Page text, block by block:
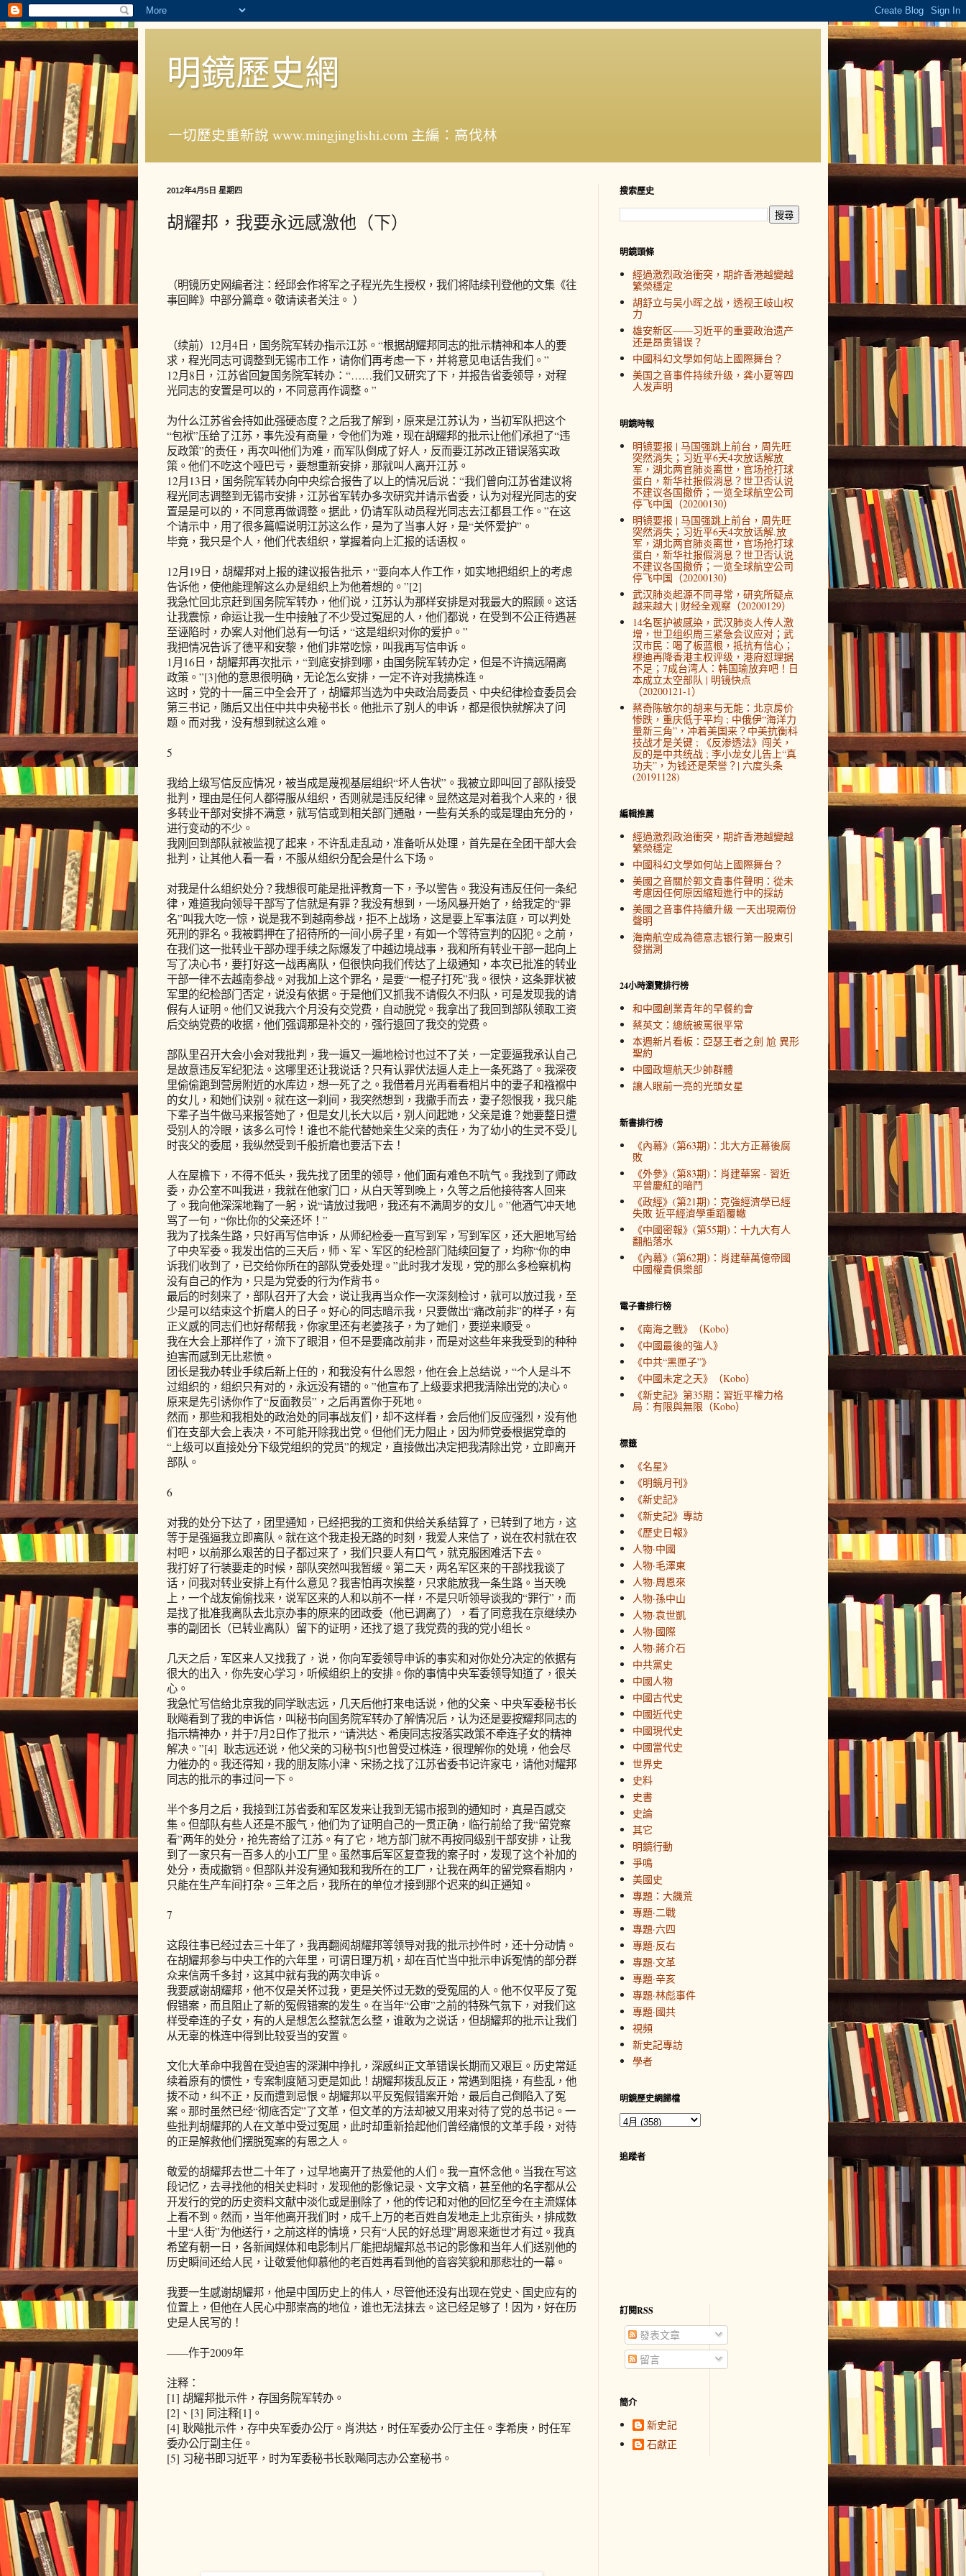
明鏡歷史網
一切歷史重新說 www.mingjinglishi.com 主編：高伐林
2012年4月5日 星期四
胡耀邦，我要永远感激他（下）
（明镜历史网编者注：经邱会作将军之子程光先生授权，我们将陆续刊登他的文集《往
事回眸》中部分篇章。敬请读者关注。 ）
（续前）12月4日，国务院军转办指示江苏。“根据胡耀邦同志的批示精神和本人的要
求，程光同志可调整到无锡市工作，请你们再考虑一下，并将意见电话告我们。”
12月8日，江苏省回复国务院军转办：“……我们又研究了下，并报告省委领导，对程
光同志的安置是可以的，不同意再作调整。”
为什么江苏省会持如此强硬态度？之后我了解到，原来是江苏认为，当初军队把这个
“包袱”压给了江苏，事先没有商量，令他们为难，现在胡耀邦的批示让他们承担了“违
反政策”的责任，再次叫他们为难，而军队倒成了好人，反而要江苏改正错误落实政
策。他们不吃这个哑巴亏，要想重新安排，那就叫人离开江苏。
12月13日，国务院军转办向中央综合报告了以上的情况后说：“我们曾向江苏省建议将
程光同志调整到无锡市安排，江苏省军转办多次研究并请示省委，认为对程光同志的安
置是是可以的，不同意再做调整。据此，仍请军队动员程光同志去江都县工作。”在这
个请示中，用了很多篇幅说明江苏这么作，是为了当事人好，是“关怀爱护”。
毕竟，我只是个人，他们代表组织，掌握着向上汇报的话语权。
12月19日，胡耀邦对上报的建议报告批示，“要向本人作工作，如实地把组织上的考虑
告诉他，使他能理解这么办是组织上为他着想的。”[2]
我急忙回北京赶到国务院军转办，他们说，江苏认为那样安排是对我最大的照顾。这话
让我震惊，命运让我一生中接触了不少受过冤屈的人，他们都说，在受到不公正待遇甚
至诬陷时，办案人对他们总有一句话，“这是组织对你的爱护。”
我把情况告诉了德平和安黎，他们非常吃惊，叫我再写信申诉。
1月16日，胡耀邦再次批示，“到底安排到哪，由国务院军转办定，但是不许搞远隔离
政策。”[3]他的意思很明确，无论怎么安排，一定不许对我搞株连。
这时，党的十一届三中全会开了，胡耀邦当选为中央政治局委员、中央纪律检查委员会
第三书记，随后又出任中共中央秘书长。他批示了别人的申诉，都是很快就解决了问
题。而对我，没有想到就这么难。
5
我给上级写信反应情况，被当成是蔑视基层组织“坏人告状”。我被立即叫回了部队接受
批判，理由是任何人都得服从组织，否则就是违反纪律。显然这是对着我个人来的，很
多转业干部对安排不满意，就写信或到相关部门通融，一些有关系的或是理由充分的，
进行变动的不少。
我刚回到部队就被监视了起来，不许乱走乱动，准备听从处理，首先是在全团干部大会
批判，让其他人看一看，不服从组织分配会是什么下场。
对我是什么组织处分？我想很可能是批评教育一下，予以警告。我没有违反任何一条纪
律，难道我向领导干部写了信就是有罪？我没有想到，一场风暴开始了，给我定的“罪
名”叫我大吃一惊，说是我不到越南参战，拒不上战场，这是要上军事法庭，可以判处
死刑的罪名。我被羁押在了招待所的一间小房子里，有如一个等待宣判的囚犯。之前，
在我们这一批转业干部办理手续之际爆发了中越边境战事，我和所有转业干部一起向上
写了决心书，要打好这一战再离队，但很快向我们传达了上级通知，本次已批准的转业
干部一律不去越南参战。对我加上这个罪名，是要“一棍子打死”我。很快，这条罪状被
军里的纪检部门否定，说没有依据。于是他们又抓我不请假久不归队，可是发现我的请
假有人证明。他们又说我六个月没有交党费，自动脱党。我拿出了我回到部队领取工资
后交纳党费的收据，他们强调那是补交的，强行退回了我交的党费。
部队里召开大会小会对我批判，我一遍又一遍地检讨也过不了关，一定要逼我承认自己
是故意违反军纪犯法。这哪里还让我说话？只有认罪伏法逼人走上一条死路了。我深夜
里偷偷跑到营房附近的水库边，想一死了之。我借着月光再看看相片中的妻子和襁褓中
的女儿，和她们诀别。就在这一刹间，我突然想到，我撒手而去，妻子怨恨我，我只能
下辈子当牛做马来报答她了，但是女儿长大以后，别人问起她，父亲是谁？她要整日遭
受别人的冷眼，该多么可怜！谁也不能代替她亲生父亲的责任，为了幼小的生灵不受儿
时丧父的委屈，我纵然受到千般折磨也要活下去！
人在屋檐下，不得不低头，我先找了团里的领导，他们面有难色不吭气。我找到了师政
委，办公室不叫我进，我就在他家门口，从白天等到晚上，久等之后他接待客人回来
了。我向他深深地鞠了一躬，说“请放过我吧，我还有不满周岁的女儿。”他酒气冲天地
骂了一句，“你比你的父亲还坏！”
我为了找条生路，只好再写信申诉，从师纪检委一直写到军，写到军区，还大胆地写给
了中央军委。我发出信的三天后，师、军、军区的纪检部门陆续回复了，均称“你的申
诉我们收到了，已交给你所在的部队党委处理。”此时我才发现，党的那么多检察机构
没有自己的作为，只是为党委的行为作背书。
最后的时刻来了，部队召开了大会，说让我再当众作一次深刻检讨，就可以放过我，至
少是可以结束这个折磨人的日子。好心的同志暗示我，只要做出“痛改前非”的样子，有
正义感的同志们也好帮帮我，你家里还有老婆孩子，为了她们，要逆来顺受。
我在大会上那样作了，流下了眼泪，但不是要痛改前非，而是对这些年来我受到的种种
迫害而感到无比悲愤。
团长是我办转业手续后新上任的，和我没有什么恩怨，他在会上总结说，“个人是斗不
过组织的，组织只有对的，永远没有错的。”他宣布了上级要求把我清除出党的决心。
原来是先引诱你作了“反面教员”，之后再置你于死地。
然而，那些和我相处的政治处的同事战友们，却不这样看，会后他们反应强烈，没有他
们在支部大会上表决，不可能开除我出党。但他们无力阻止，因为师党委根据党章的
“上级可以直接处分下级党组织的党员”的规定，直接做出决定把我清除出党，立即离开
部队。
6
对我的处分下达了，团里通知，已经把我的工资和供给关系结算了，已转到了地方，这
等于是强逼我立即离队。就在这个我走投无路的时刻，我爱人来信了，说在农村就在农
村吧，以前那么艰苦的日子都过来了，我们只要人有口气，就克服困难活下去。
我打好了行装要走的时候，部队突然叫我暂缓。第二天，两名军区来的干部找我谈了
话，问我对转业安排上有什么意见？我害怕再次挨整，只求能放我一条生路。当天晚
上，一个战友偷偷找来，说军区来的人和以前不一样，不是只听领导谈我的“罪行”，而
是找了批准我离队去北京办事的原来的团政委（他已调离了），看了同意我在京继续办
事的副团长（已转业离队）留下的证明，还找了退了我党费的我的党小组长。
几天之后，军区来人又找我了，说，你向军委领导申诉的事实和对你处分决定的依据有
很大的出入，你先安心学习，听候组织上的安排。你的事情中央军委领导知道了，很关
心。
我急忙写信给北京我的同学耿志远，几天后他打来电话说，他的父亲、中央军委秘书长
耿飚看到了我的申诉信，叫秘书向国务院军转办了解情况后，认为还是要按耀邦同志的
指示精神办，并于7月2日作了批示，“请洪达、希庚同志按落实政策不牵连子女的精神
解决。”[4] 耿志远还说，他父亲的习秘书[5]也曾受过株连，很理解你的处境，他会尽
力催办的。我还得知，我的朋友陈小津、宋扬之找了江苏省委书记许家屯，请他对耀邦
同志的批示的事过问一下。
半个多月之后，我接到江苏省委和军区发来让我到无锡市报到的通知时，真是百感交
集。但部队有些人还是不服气，他们为了证明自己的一贯正确，临行前给了我“留党察
看”两年的处分，抢先寄给了江苏。有了它，地方部门就不再按同级别干部安排，让我
到了一家只有一百多人的小工厂里。虽然事后军区复查我的案子时，发现了这个补加的
处分，责成撤销。但部队并没有通知我和我所在的工厂，让我在两年的留党察看期内，
只能在生产车间打杂。三年之后，我所在的单位才接到那个迟来的纠正通知。
7
这段往事已经过去三十年了，我再翻阅胡耀邦等领导对我的批示抄件时，还十分动情。
在胡耀邦参与中央工作的六年里，可谓日理万机，却在百忙当中批示申诉冤情的部分群
众来信两千多封，这其中就有我的两次申诉。
我要感谢胡耀邦，他不仅是关怀过我，更是关怀过无数的受冤屈的人。他不仅平反了冤
假错案，而且阻止了新的冤假错案的发生。在当年“公审”之前的特殊气氛下，对我们这
样受牵连的子女，有的人是想怎么整就怎么整，谁敢为之说话，但胡耀邦的批示让我们
从无辜的株连中得到比较妥当的安置。
文化大革命中我曾在受迫害的深渊中挣扎，深感纠正文革错误长期而又艰巨。历史常延
续着原有的惯性，专案制度陋习更是如此！胡耀邦拨乱反正，常遇到阻挠，有些乱，他
拨不动，纠不正，反而遭到忌恨。胡耀邦以平反冤假错案开始，最后自己倒陷入了冤
案。那时虽然已经“彻底否定”了文革，但文革的方法却被又用来对待了党的总书记。一
些批判胡耀邦的人在文革中受过冤屈，此时却重新拾起他们曾经痛恨的文革手段，对待
的正是解救他们摆脱冤案的有恩之人。
敬爱的胡耀邦去世二十年了，过早地离开了热爱他的人们。我一直怀念他。当我在写这
段记忆，去寻找他的相关史料时，发现他的影像记录、文字文稿，甚至他的名字都从公
开发行的党的历史资料文献中淡化或是删除了，他的传记和对他的回忆至今在主流媒体
上看不到。然而，当年他离开我们时，成千上万的老百姓自发地走上北京街头，排成数
十里“人街”为他送行，之前这样的情境，只有“人民的好总理”周恩来逝世才有过。我真
希望有朝一日，各新闻媒体和电影制片厂能把胡耀邦总书记的影像和当年人们送别他的
历史瞬间还给人民，让敬爱他仰慕他的老百姓再看到他的音容笑貌和那悲壮的一幕。
我要一生感谢胡耀邦，他是中国历史上的伟人，尽管他还没有出现在党史、国史应有的
位置上，但他在人民心中那崇高的地位，谁也无法抹去。这已经足够了！因为，好在历
史是人民写的！
——作于2009年
注释：
[1] 胡耀邦批示件，存国务院军转办。
[2]、[3] 同注释[1]。
[4] 耿飚批示件，存中央军委办公厅。肖洪达，时任军委办公厅主任。李希庚，时任军
委办公厅副主任。
[5] 习秘书即习近平，时为军委秘书长耿飚同志办公室秘书。
搜索歷史
明鏡頭條
經過激烈政治衝突，期許香港越變越
繁榮穩定
胡舒立与吴小晖之战，透视王岐山权
力
雄安新区——习近平的重要政治遗产
还是昂贵错误？
中國科幻文學如何站上國際舞台？
美国之音事件持续升级，龚小夏等四
人发声明
明鏡時報
明镜要报 | 马国强跳上前台，周先旺
突然消失；习近平6天4次放话解放
军，湖北两官肺炎离世，官场抢打球
蛋白，新华社报假消息？世卫否认说
不建议各国撤侨；一览全球航空公司
停飞中国（20200130）
明镜要报 | 马国强跳上前台，周先旺
突然消失；习近平6天4次放话解.放
军，湖北两官肺炎离世，官场抢打球
蛋白，新华社报假消息？世卫否认说
不建议各国撤侨；一览全球航空公司
停飞中国（20200130）
武汉肺炎起源不同寻常，研究所疑点
越来越大 | 财经全观察（20200129）
14名医护被感染，武汉肺炎人传人激
增，世卫组织周三紧急会议应对；武
汉市民：喝了板蓝根，抵抗有信心；
穆迪再降香港主权评级，港府怼理据
不足；7成台湾人：韩国瑜放弃吧！日
本成立太空部队 | 明镜快点
（20200121-1）
蔡奇陈敏尔的胡来与无能：北京房价
惨跌，重庆低于平均 ; 中俄伊“海洋力
量新三角”，冲着美国来？中美抗衡科
技战才是关键 ; 《反渗透法》闯关，
反的是中共统战 ; 李小龙女儿告上“真
功夫”，为钱还是荣誉？| 六度头条
(20191128)
編輯推薦
經過激烈政治衝突，期許香港越變越
繁榮穩定
中國科幻文學如何站上國際舞台？
美國之音關於郭文貴事件聲明：從未
考慮因任何原因縮短進行中的採訪
美國之音事件持續升級 一天出現兩份
聲明
海南航空成為德意志银行第一股東引
發揣測
24小時瀏覽排行榜
和中國創業青年的早餐約會
蔡英文：總統被罵很平常
本週新片看板：亞瑟王者之劍 尬 異形
聖約
中國政壇航天少帥群體
讓人眼前一亮的光頭女星
新書排行榜
《內幕》(第63期)：北大方正幕後腐
敗
《外參》(第83期)：肖建華案 - 習近
平曾慶紅的暗鬥
《政經》(第21期)：克強經濟學已經
失敗 近平經濟學重蹈覆轍
《中國密報》(第55期)：十九大有人
翻船落水
《內幕》(第62期)：肖建華萬億帝國
中國權貴俱樂部
電子書排行榜
《南海之戰》（Kobo）
《中國最後的強人》
《中共“黑匣子”》
《中國未定之天》（Kobo）
《新史記》第35期：習近平權力格
局：有限與無限（Kobo）
標籤
《名星》
《明鏡月刊》
《新史記》
《新史記》專訪
《歷史日報》
人物·中國
人物·毛澤東
人物·周恩來
人物·孫中山
人物·袁世凱
人物·國際
人物·蔣介石
中共黨史
中國人物
中國古代史
中國近代史
中國現代史
中國當代史
世界史
史料
史書
史論
其它
明鏡行動
爭鳴
美國史
專題：大饑荒
專題·二戰
專題·六四
專題·反右
專題·文革
專題·辛亥
專題·林彪事件
專題·國共
視頻
新史記專訪
學者
明鏡歷史網歸檔
追蹤者
訂閱RSS
發表文章
留言
簡介
新史記
石獻正